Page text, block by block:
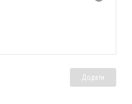
Додати